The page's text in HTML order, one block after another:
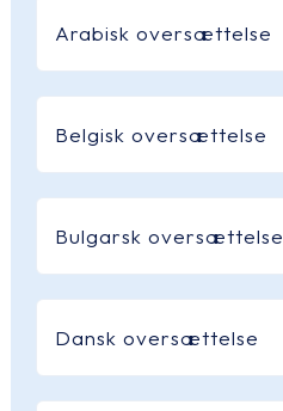
Arabisk oversættelse
Belgisk oversættelse
Bulgarsk oversættelse
Dansk oversættelse